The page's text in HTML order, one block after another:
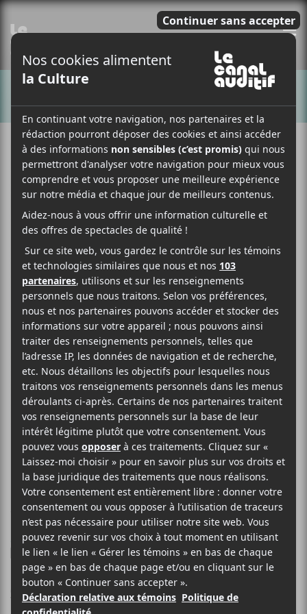
CHARLI XCX
Rock Music
8 MAI 2026
PARLOUIS-PHILIPPE LABRÈCHE
/ POP
F
A
C
E
B
T
W
I
T
T
P
A
T
A
Charli XCXest de retour avec une pièce,Rock
Music, qui offre une pop électronique avec des